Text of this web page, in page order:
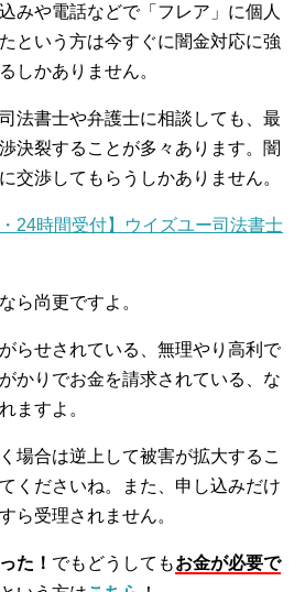
みや電話などで「フレア」に個人
という方は今すぐに闇金対応に強
しかありません。
法書士や弁護士に相談しても、最
決裂することが多々あります。闇
交渉してもらうしかありません。
24時間受付】ウイズユー司法書士
ら尚更ですよ。
らせされている、無理やり高利で
かりでお金を請求されている、な
ますよ。
場合は逆上して被害が拡大するこ
くださいね。また、申し込みだけ
ら受理されません。
た！ でもどうしてもお金が必要で